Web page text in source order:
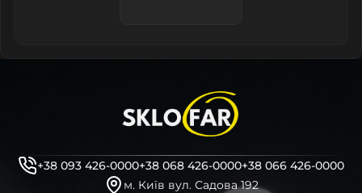
+38 093 426-0000+38 068 426-0000+38 066 426-0000
м. Київ вул. Садова 192